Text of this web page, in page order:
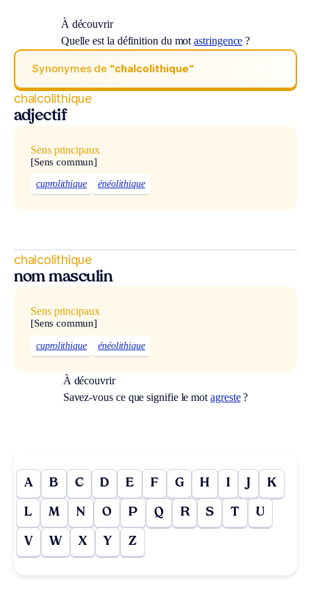
À découvrir
Quelle est la définition du motastringence ?
Synonymes de “chalcolithique“
chalcolithique
adjectif
Sens principaux
[Sens commun]
cuprolithique énéolithique
chalcolithique
nom masculin
Sens principaux
[Sens commun]
cuprolithique énéolithique
À découvrir
Savez-vous ce que signifie le mot agreste?
A B C D E F G H I J K
L M N O P Q R S T U
V W X Y Z